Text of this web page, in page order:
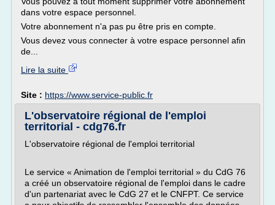
dans votre espace personnel.
Votre abonnement n'a pas pu être pris en compte.
Vous devez vous connecter à votre espace personnel afin
de...
Lire la suite
Site : https://www.service-public.fr
L'observatoire régional de l'emploi
territorial - cdg76.fr
L'observatoire régional de l'emploi territorial
Le service « Animation de l'emploi territorial » du CdG 76
a créé un observatoire régional de l'emploi dans le cadre
d'un partenariat avec le CdG 27 et le CNFPT. Ce service